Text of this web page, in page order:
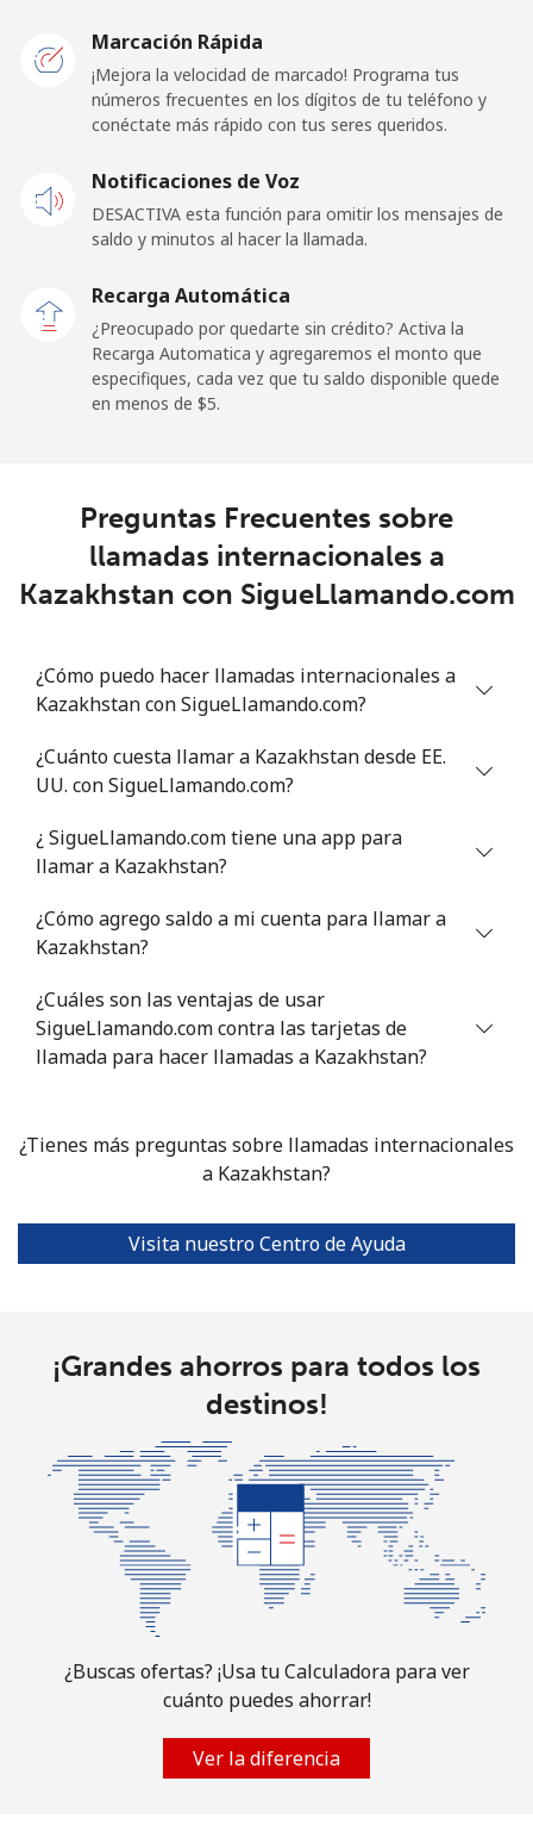
Línea fija ⁦25.5¢⁩
39 min por
⁦$10⁩
Kuwait
Línea fija ⁦5.1¢⁩
⁦$10⁩
⁦4.7¢⁩
212 min por
-
⁦$10⁩
Marcación Rápida
¡Mejora la velocidad de marcado! Programa tus
números frecuentes en los dígitos de tu teléfono y
conéctate más rápido con tus seres queridos.
Notificaciones de Voz
DESACTIVA esta función para omitir los mensajes de
saldo y minutos al hacer la llamada.
Recarga Automática
¿Preocupado por quedarte sin crédito? Activa la
Recarga Automatica y agregaremos el monto que
especifiques, cada vez que tu saldo disponible quede
en menos de ⁦$5⁩.
Preguntas Frecuentes sobre
llamadas internacionales a
Kazakhstan con SigueLlamando.com
¿Cómo puedo hacer llamadas internacionales a
Kazakhstan con SigueLlamando.com?
¿Cuánto cuesta llamar a Kazakhstan desde EE.
UU. con SigueLlamando.com?
¿ SigueLlamando.com tiene una app para
llamar a Kazakhstan?
¿Cómo agrego saldo a mi cuenta para llamar a
Kazakhstan?
¿Cuáles son las ventajas de usar
SigueLlamando.com contra las tarjetas de
llamada para hacer llamadas a Kazakhstan?
¿Tienes más preguntas sobre llamadas internacionales
a Kazakhstan?
Visita nuestro Centro de Ayuda
¡Grandes ahorros para todos los
destinos!
¿Buscas ofertas? ¡Usa tu Calculadora para ver
cuánto puedes ahorrar!
Ver la diferencia